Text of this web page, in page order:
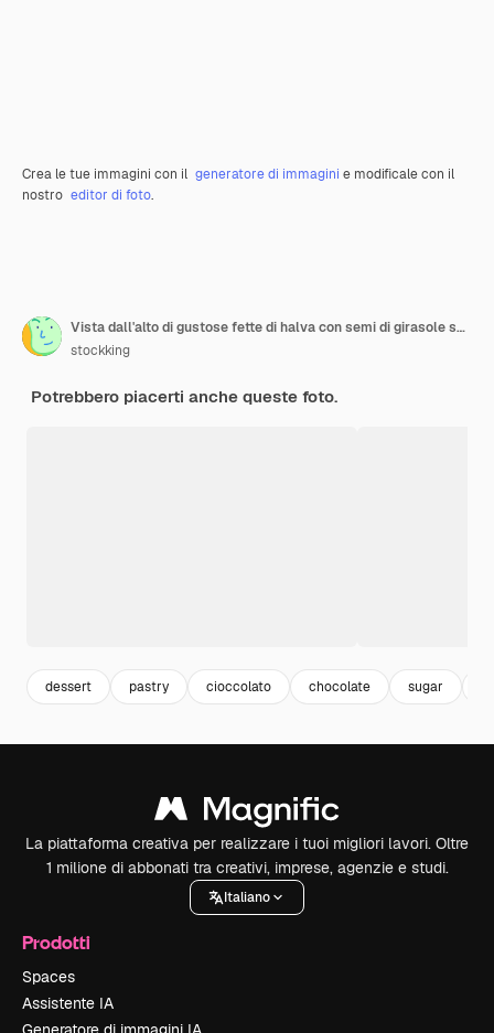
Crea le tue immagini con il generatore di immagini e modificale con il
nostro editor di foto.
Vista dall'alto di gustose fette di halva con semi di girasole su una tavola di legno
stockking
Potrebbero piacerti anche queste foto.
dessert pastry cioccolato chocolate sugar
La piattaforma creativa per realizzare i tuoi migliori lavori. Oltre
1 milione di abbonati tra creativi, imprese, agenzie e studi.
Italiano
Prodotti
Spaces
Assistente IA